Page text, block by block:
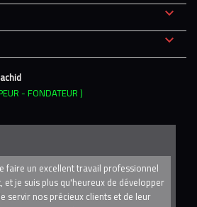


- FONDATEUR )
faire un excellent travail professionnel
je suis plus qu'heureux de développer
servir nos précieux clients et de leur